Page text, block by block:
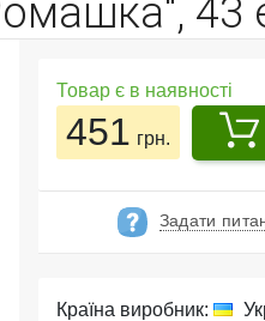
43
Товар є в наявності
451 грн.
Задати
Країна виробник: